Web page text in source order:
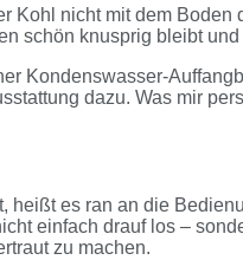
Kohl nicht mit dem
schön knusprig bleibt
Kondenswasser-
dazu. Was mir
heißt es ran an die
einfach drauf los –
zu machen.